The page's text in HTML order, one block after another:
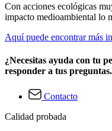
Con acciones ecológicas
impacto medioambiental lo
Aquí puede encontrar más
¿Necesitas ayuda con tu
responder a tus preguntas.
Contacto
Calidad probada